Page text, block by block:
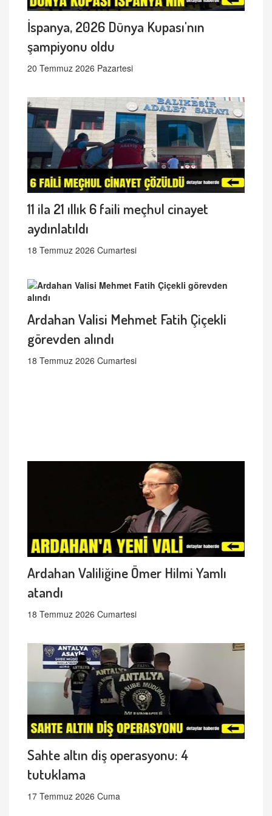
İspanya, 2026 Dünya Kupası'nın
şampiyonu oldu
20 Temmuz 2026 Pazartesi
11 ila 21 ıllık 6 faili meçhul cinayet
aydınlatıldı
18 Temmuz 2026 Cumartesi
Ardahan Valisi Mehmet Fatih Çiçekli
görevden alındı
18 Temmuz 2026 Cumartesi
Ardahan Valiliğine Ömer Hilmi Yamlı
atandı
18 Temmuz 2026 Cumartesi
Sahte altın diş operasyonu: 4
tutuklama
17 Temmuz 2026 Cuma